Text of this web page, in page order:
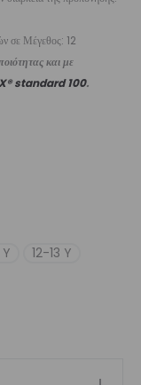
σε Μέγεθος: 12
και με
standard 100.
Y
12-13 Y